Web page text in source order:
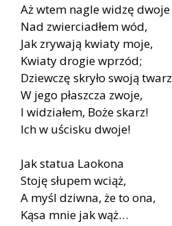
Aż wtem nagle widzę dwoje
Nad zwierciadłem wód,
Jak zrywają kwiaty moje,
Kwiaty drogie wprzód;
Dziewczę skryło swoją twarz
W jego płaszcza zwoje,
I widziałem, Boże skarz!
Ich w uścisku dwoje!
Jak statua Laokona
Stoję słupem wciąż,
A myśl dziwna, że to ona,
Kąsa mnie jak wąż…